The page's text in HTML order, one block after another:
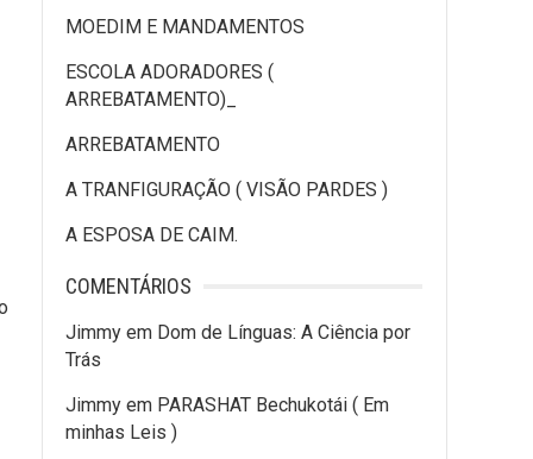
MOEDIM E MANDAMENTOS
ESCOLA ADORADORES (
ARREBATAMENTO)_
ARREBATAMENTO
A TRANFIGURAÇÃO ( VISÃO PARDES )
A ESPOSA DE CAIM.
COMENTÁRIOS
Jimmy em Dom de Línguas: A Ciência por
Trás
Jimmy em PARASHAT Bechukotái ( Em
minhas Leis )